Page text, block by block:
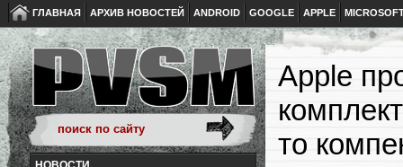
ГЛАВНАЯ АРХИВ НОВОСТЕЙ ANDROID GOOGLE APPLE
Apple
то